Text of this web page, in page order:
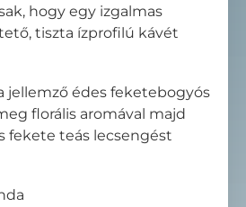
hogy egy izgalmas
tiszta ízprofilú kávét
jellemző édes feketebogyós
florális aromával majd
fekete teás lecsengést